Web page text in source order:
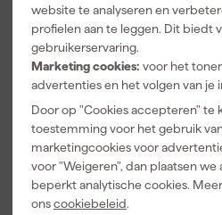
website te analyseren en
profielen aan te leggen. Dit biedt
gebruikerservaring.
Marketing cookies: voor het
advertenties en het volgen van je
Door op "Cookies accepteren" te
toestemming voor het gebruik
marketingcookies voor
voor "Weigeren", dan plaatsen
beperkt analytische cookies.
onscookiebeleid.
Facom RL.151-
EP72PB 72-
delige Ratel-
en doppenset
Maandag
Facom
R.161BPB
Ratel 1/4"